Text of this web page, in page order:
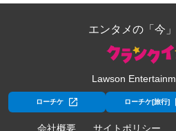
エンタメの「今
Lawson
ローチケ ローチケ[旅行]
会社概要 サイトポリシー